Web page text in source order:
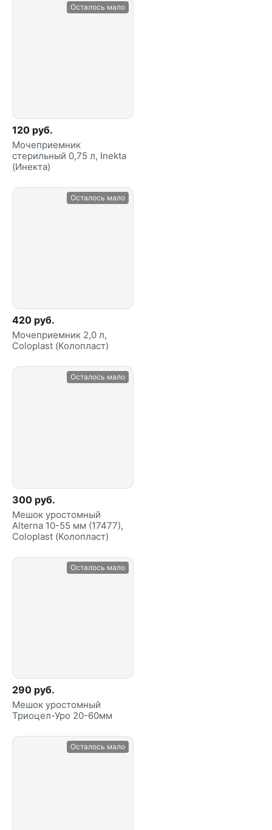
Осталось мало
120 руб.
Мочеприемник
стерильный 0,75 л, Inekta
(Инекта)
Осталось мало
420 руб.
Мочеприемник 2,0 л,
Coloplast (Колопласт)
Осталось мало
300 руб.
Мешок уростомный
Alterna 10-55 мм (17477),
Coloplast (Колопласт)
Осталось мало
290 руб.
Мешок уростомный
Триоцел-Уро 20-60мм
Осталось мало